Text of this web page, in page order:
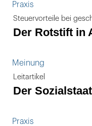
Praxis
Steuervorteile bei
Der Rotstift in
Meinung
Leitartikel
Der
Praxis